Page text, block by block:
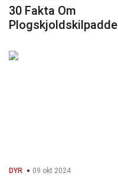
30 Fakta Om
Plogskjoldskilpadde
DYR 09 okt 2024